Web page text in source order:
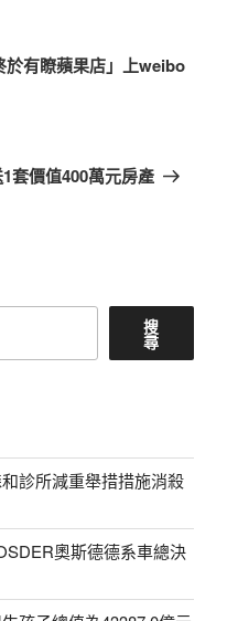
於有瞭蘋果店」上weibo
套價值400萬元房產
搜
尋
診所減重舉措措施消殺
奧斯德德系車總決